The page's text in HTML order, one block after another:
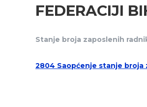
FEDERACIJI
Stanje broja zaposlenih
2804 Saopćenje stanje broja